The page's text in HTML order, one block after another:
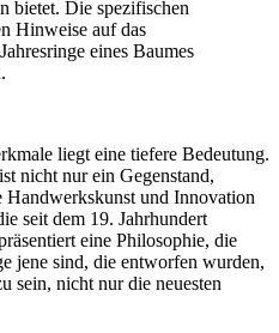
bietet. Die spezifischen
Hinweise auf das
eines Baumes
liegt eine tiefere Bedeutung.
nicht nur ein Gegenstand,
Handwerkskunst und Innovation
seit dem 19. Jahrhundert
eine Philosophie, die
jene sind, die entworfen wurden,
sein, nicht nur die neuesten